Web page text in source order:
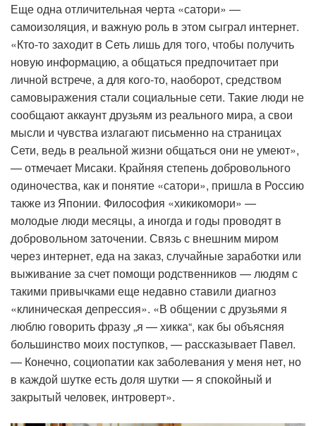
Еще одна отличительная черта «сатори» —
самоизоляция, и важную роль в этом сыграл интернет.
«Кто-то заходит в Сеть лишь для того, чтобы получить
новую информацию, а общаться предпочитает при
личной встрече, а для кого-то, наоборот, средством
самовыражения стали социальные сети. Такие люди не
сообщают аккаунт друзьям из реального мира, а свои
мысли и чувства излагают письменно на страницах
Сети, ведь в реальной жизни общаться они не умеют»,
— отмечает Мисаки. Крайняя степень добровольного
одиночества, как и понятие «сатори», пришла в Россию
также из Японии. Философия «хикикомори» —
молодые люди месяцы, а иногда и годы проводят в
добровольном заточении. Связь с внешним миром
через интернет, еда на заказ, случайные заработки или
выживание за счет помощи родственников — людям с
такими привычками еще недавно ставили диагноз
«клиническая депрессия». «В общении с друзьями я
люблю говорить фразу „я — хикка“, как бы объясняя
большинство моих поступков, — рассказывает Павел.
— Конечно, социопатии как заболевания у меня нет, но
в каждой шутке есть доля шутки — я спокойный и
закрытый человек, интроверт».